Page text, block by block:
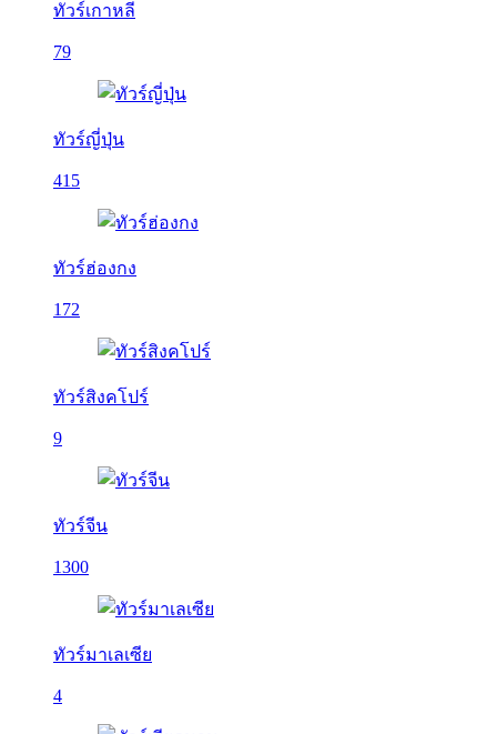
ทัวร์เกาหลี
79
ทัวร์ญี่ปุ่น
415
ทัวร์ฮ่องกง
172
ทัวร์สิงคโปร์
9
ทัวร์จีน
1300
ทัวร์มาเลเซีย
4